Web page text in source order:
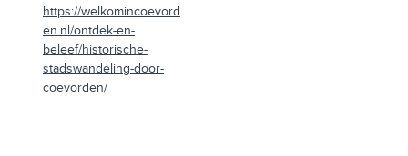
https://welkomincoevord
en.nl/ontdek-en-
beleef/historische-
stadswandeling-door-
coevorden/